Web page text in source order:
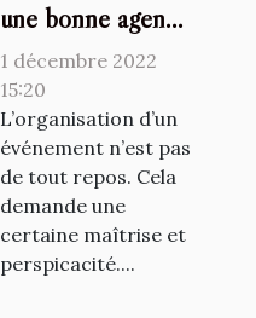
une bonne agence
événementielle ?
1 décembre 2022
15:20
L’organisation d’un
événement n’est pas
de tout repos. Cela
demande une
certaine maîtrise et
perspicacité....